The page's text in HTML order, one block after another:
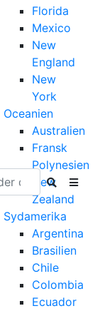
Florida
Mexico
New
England
New
York
Oceanien
Australien
Fransk
Polynesien
New
Zealand
Sydamerika
Argentina
Brasilien
Chile
Colombia
Ecuador